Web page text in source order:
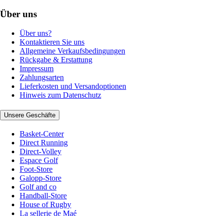
Über uns
Über uns?
Kontaktieren Sie uns
Allgemeine Verkaufsbedingungen
Rückgabe & Erstattung
Impressum
Zahlungsarten
Lieferkosten und Versandoptionen
Hinweis zum Datenschutz
Unsere Geschäfte
Basket-Center
Direct Running
Direct-Volley
Espace Golf
Foot-Store
Galopp-Store
Golf and co
Handball-Store
House of Rugby
La sellerie de Maé